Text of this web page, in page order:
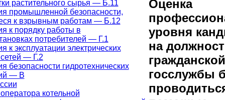
растительного сырья — Б.11
промышленной безопасности,
к взрывным работам — Б.12
к порядку работы в
потребителей — Г.1
к эксплуатации электрических
— Г.2
безопасности гидротехнических
— В
котельной
Оценка
уровня
на
гражданской
госслужбы